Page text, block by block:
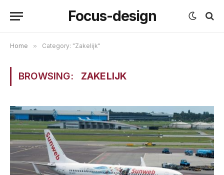
Focus-design
Home » Category: "Zakelijk"
BROWSING: ZAKELIJK